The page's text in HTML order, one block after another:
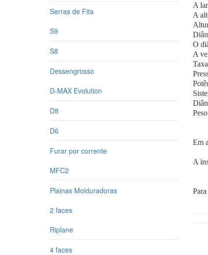
Serras de Fita
S9
S8
Dessengrosso
D-MAX Evolution
D8
D6
Furar por corrente
MFC2
Plainas Molduradoras
2 faces
Riplane
4 faces
A
A
O
A
Em
A